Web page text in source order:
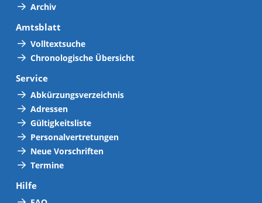
Archiv
Amtsblatt
Volltextsuche
Chronologische Übersicht
Service
Abkürzungsverzeichnis
Adressen
Gültigkeitsliste
Personalvertretungen
Neue Vorschriften
Termine
Hilfe